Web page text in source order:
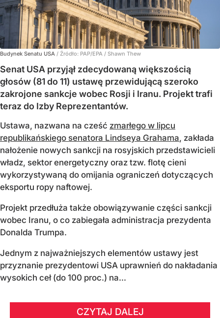
Budynek Senatu USA / Źródło: PAP/EPA / Shawn Thew
Senat USA przyjął zdecydowaną większością
głosów (81 do 11) ustawę przewidującą szeroko
zakrojone sankcje wobec Rosji i Iranu. Projekt trafi
teraz do Izby Reprezentantów.
Ustawa, nazwana na cześć zmarłego w lipcu
republikańskiego senatora Lindseya Grahama, zakłada
nałożenie nowych sankcji na rosyjskich przedstawicieli
władz, sektor energetyczny oraz tzw. flotę cieni
wykorzystywaną do omijania ograniczeń dotyczących
eksportu ropy naftowej.
Projekt przedłuża także obowiązywanie części sankcji
wobec Iranu, o co zabiegała administracja prezydenta
Donalda Trumpa.
Jednym z najważniejszych elementów ustawy jest
przyznanie prezydentowi USA uprawnień do nakładania
wysokich ceł (do 100 proc.) na...
CZYTAJ DALEJ